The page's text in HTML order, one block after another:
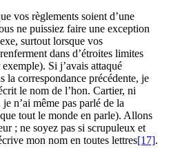
vos règlements soient d’une
ne puissiez faire une exception
surtout lorsque vos
dans d’étroites limites
Si j’avais attaqué
la correspondance précédente, je
le nom de l’hon. Cartier, ni
n’ai même pas parlé de la
tout le monde en parle). Allons
; ne soyez pas si scrupuleux et
mon nom en toutes lettres[17].